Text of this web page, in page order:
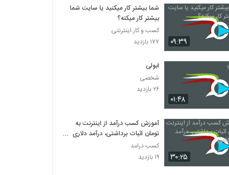
۰۹:۳۹
شما بیشتر کار میکنید یا سایت شما
بیشتر کار میکنه؟
کسب و کار اینترنتی
۱۷۷ بازدید
۰۱:۴۸
ابولی
شخصی
۲۶ بازدید
۳۰:۲۵
آموزش کسب درآمد از اینترنت به
تومان اثبات برداشتی، درآمد دلاری
واقعی
کسب درامد
۱۹ بازدید